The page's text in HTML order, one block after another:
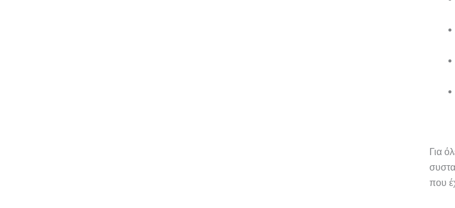
Για
που